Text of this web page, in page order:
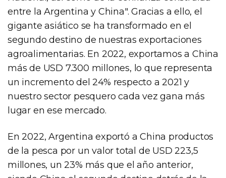
entre la Argentina y China". Gracias a ello, el
gigante asiático se ha transformado en el
segundo destino de nuestras exportaciones
agroalimentarias. En 2022, exportamos a China
más de USD 7.300 millones, lo que representa
un incremento del 24% respecto a 2021 y
nuestro sector pesquero cada vez gana más
lugar en ese mercado.
En 2022, Argentina exportó a China productos
de la pesca por un valor total de USD 223,5
millones, un 23% más que el año anterior,